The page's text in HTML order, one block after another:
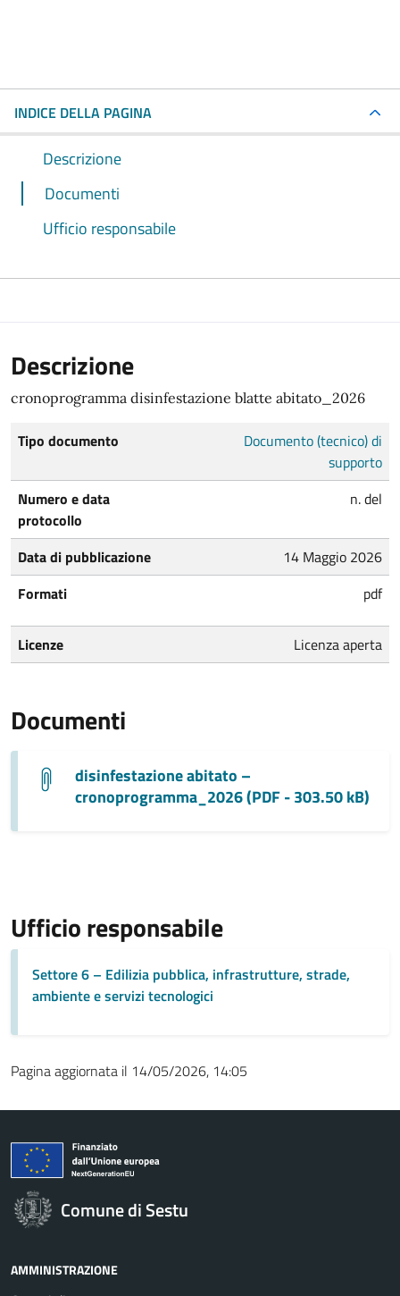
INDICE DELLA PAGINA
Descrizione
Documenti
Ufficio responsabile
Descrizione
cronoprogramma disinfestazione blatte abitato_2026
Tipo documento
Documento (tecnico) di
supporto
Numero e data
protocollo
n. del
Data di pubblicazione
14 Maggio 2026
Formati
pdf
Licenze Licenza aperta
Documenti
disinfestazione abitato –
cronoprogramma_2026 (PDF - 303.50 kB)
Ufficio responsabile
Settore 6 – Edilizia pubblica, infrastrutture, strade,
ambiente e servizi tecnologici
Pagina aggiornata il 14/05/2026, 14:05
Comune di Sestu
AMMINISTRAZIONE